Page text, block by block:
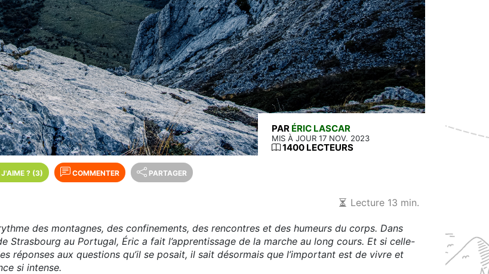
PAR ÉRIC LASCAR
MIS À JOUR 17 NOV. 2023
1400 LECTEURS
J'AIME ? (3) COMMENTER PARTAGER
Lecture 13 min.
des montagnes, des confinements, des rencontres et des humeurs du corps. Dans
Strasbourg au Portugal, Éric a fait l’apprentissage de la marche au long cours. Et si celle-
réponses aux questions qu’il se posait, il sait désormais que l’important est de vivre et
si intense.